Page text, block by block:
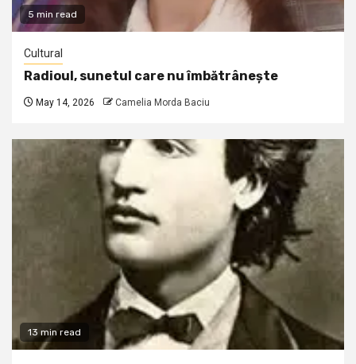
5 min read
Cultural
Radioul, sunetul care nu îmbătrânește
May 14, 2026 Camelia Morda Baciu
13 min read